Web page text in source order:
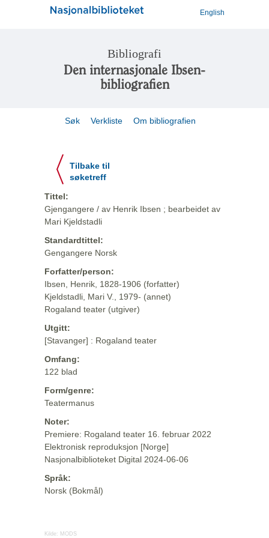
English
Bibliografi
Den internasjonale Ibsen-
bibliografien
Søk Verkliste Om bibliografien
Tilbake til
søketreff
Tittel:
Gjengangere / av Henrik Ibsen ; bearbeidet av
Mari Kjeldstadli
Standardtittel:
Gengangere Norsk
Forfatter/person:
Ibsen, Henrik, 1828-1906 (forfatter)
Kjeldstadli, Mari V., 1979- (annet)
Rogaland teater (utgiver)
Utgitt:
[Stavanger] : Rogaland teater
Omfang:
122 blad
Form/genre:
Teatermanus
Noter:
Premiere: Rogaland teater 16. februar 2022
Elektronisk reproduksjon [Norge]
Nasjonalbiblioteket Digital 2024-06-06
Språk:
Norsk (Bokmål)
Kilde: MODS